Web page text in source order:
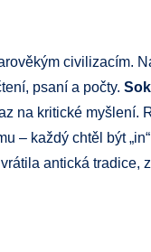
civilizacím.
psaní a počty.
na kritické myšlení.
– každý chtěl být
antická tradice,